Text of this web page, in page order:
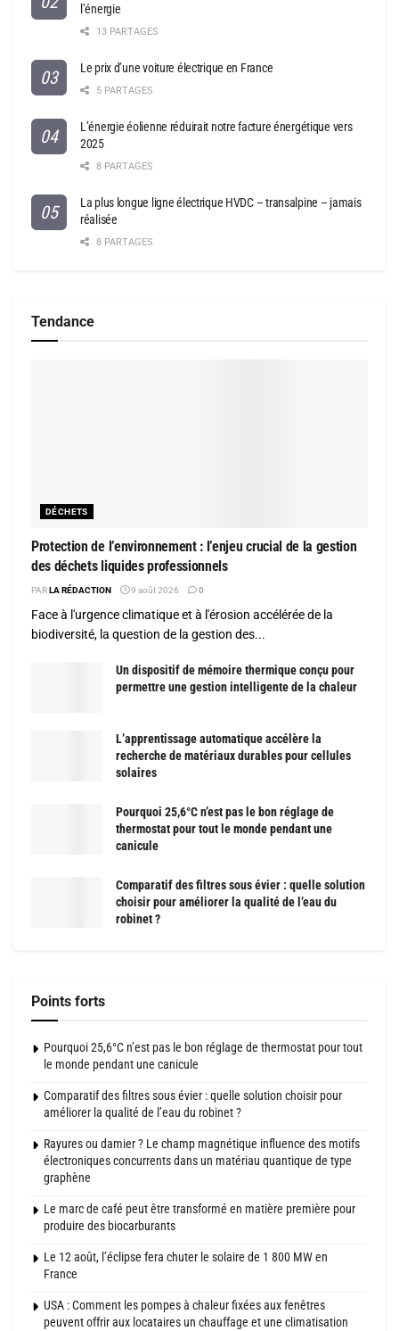
l’énergie
13 PARTAGES
Le prix d’une voiture électrique en France
5 PARTAGES
L’énergie éolienne réduirait notre facture énergétique vers
2025
8 PARTAGES
La plus longue ligne électrique HVDC – transalpine – jamais
réalisée
8 PARTAGES
Tendance
DÉCHETS
Protection de l’environnement : l’enjeu crucial de la gestion
des déchets liquides professionnels
PARLA RÉDACTION 9 août 2026 0
Face à l'urgence climatique et à l'érosion accélérée de la
biodiversité, la question de la gestion des...
Un dispositif de mémoire thermique conçu pour
permettre une gestion intelligente de la chaleur
L’apprentissage automatique accélère la
recherche de matériaux durables pour cellules
solaires
Pourquoi 25,6°C n’est pas le bon réglage de
thermostat pour tout le monde pendant une
canicule
Comparatif des filtres sous évier : quelle solution
choisir pour améliorer la qualité de l’eau du
robinet ?
Points forts
Pourquoi 25,6°C n’est pas le bon réglage de thermostat pour tout
le monde pendant une canicule
Comparatif des filtres sous évier : quelle solution choisir pour
améliorer la qualité de l’eau du robinet ?
Rayures ou damier ? Le champ magnétique influence des motifs
électroniques concurrents dans un matériau quantique de type
graphène
Le marc de café peut être transformé en matière première pour
produire des biocarburants
Le 12 août, l’éclipse fera chuter le solaire de 1 800 MW en
France
USA : Comment les pompes à chaleur fixées aux fenêtres
peuvent offrir aux locataires un chauffage et une climatisation